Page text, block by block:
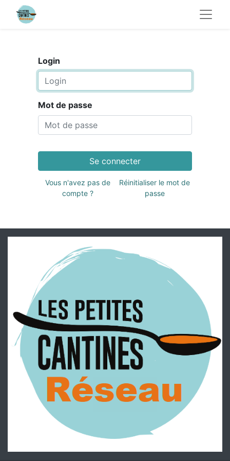
Login
Mot de passe
Se connecter
Vous n'avez pas de
compte ?
Réinitialiser le mot de
passe